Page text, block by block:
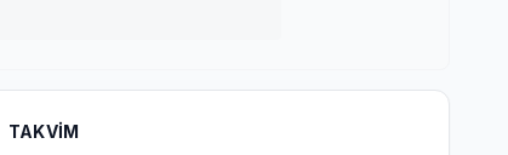
TAKVIM